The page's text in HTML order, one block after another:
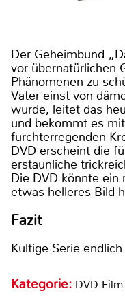
Der Geheimbund
vor übernatürlichen
Phänomenen zu
Vater einst von
wurde, leitet das
und bekommt es
furchterregenden
DVD erscheint die
erstaunliche
Die DVD könnte ein
etwas helleres Bild
Fazit
Kultige Serie
Kategorie: DVD Film